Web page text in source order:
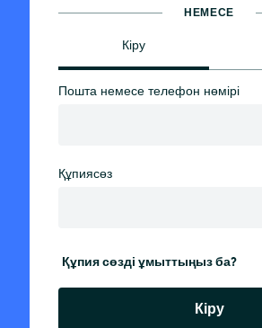
НЕМЕСЕ
Кіру
Пошта немесе телефон нөмірі
Құпиясөз
Құпия сөзді ұмыттыңыз ба?
Кіру